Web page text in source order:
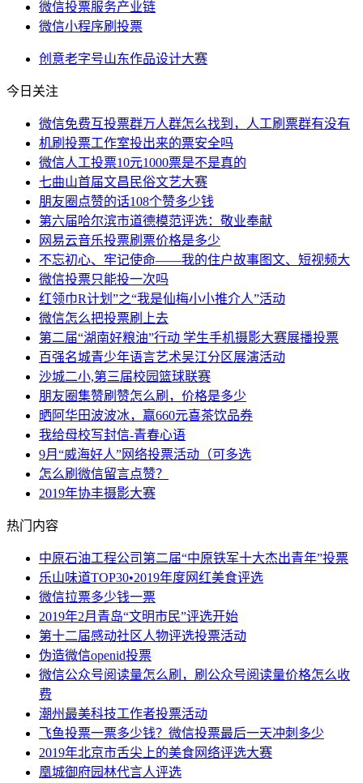
微信投票服务产业链
微信小程序刷投票
创意老字号山东作品设计大赛
今日关注
微信免费互投票群万人群怎么找到，人工刷票群有没有
机刷投票工作室投出来的票安全吗
微信人工投票10元1000票是不是真的
七曲山首届文昌民俗文艺大赛
朋友圈点赞的话108个赞多少钱
第六届哈尔滨市道德模范评选：敬业奉献
网易云音乐投票刷票价格是多少
不忘初心、牢记使命——我的住户故事图文、短视频大
微信投票只能投一次吗
红领巾R计划”之“我是仙梅小小推介人”活动
微信怎么把投票刷上去
第二届“湖南好粮油”行动 学生手机摄影大赛展播投票
百强名城青少年语言艺术吴江分区展演活动
沙城二小,第三届校园篮球联赛
朋友圈集赞刷赞怎么刷，价格是多少
晒阿华田波波冰，赢660元喜茶饮品券
我给母校写封信-青春心语
9月“威海好人”网络投票活动（可多选
怎么刷微信留言点赞？
2019年协丰摄影大赛
热门内容
中原石油工程公司第二届“中原铁军十大杰出青年”投票
乐山味道TOP30•2019年度网红美食评选
微信拉票多少钱一票
2019年2月青岛“文明市民”评选开始
第十二届感动社区人物评选投票活动
伪造微信openid投票
微信公众号阅读量怎么刷，刷公众号阅读量价格怎么收
费
潮州最美科技工作者投票活动
飞鱼投票一票多少钱？微信投票最后一天冲刺多少
2019年北京市舌尖上的美食网络评选大赛
凰城御府园林代言人评选